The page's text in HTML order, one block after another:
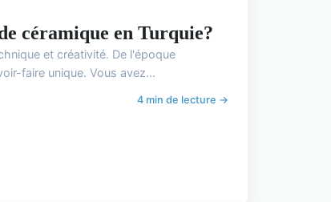
céramique en Turquie?
et créativité. De l'époque
faire unique. Vous avez...
4 min de lecture →